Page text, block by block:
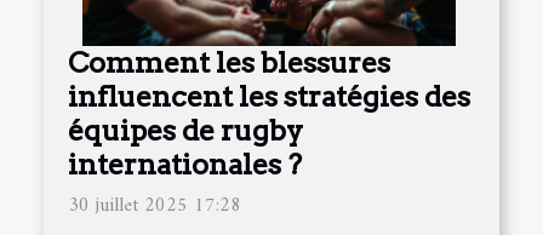
Comment les blessures
influencent les stratégies des
équipes de rugby
internationales ?
30 juillet 2025 17:28